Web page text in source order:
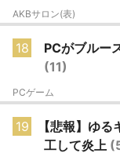
AKBサロン(表)
18
PCがブルー
(11)
PCゲーム
19
【悲報】ゆ
工して炎上